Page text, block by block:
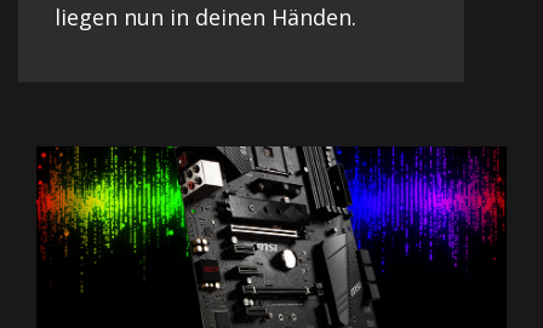
liegen nun in deinen Händen.